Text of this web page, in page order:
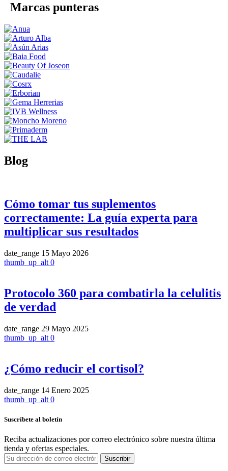
Marcas punteras
Blog
Cómo tomar tus suplementos
correctamente: La guía experta para
multiplicar sus resultados
date_range 15 Mayo 2026
thumb_up_alt 0
Protocolo 360 para combatirla la celulitis
de verdad
date_range 29 Mayo 2025
thumb_up_alt 0
¿Cómo reducir el cortisol?
date_range 14 Enero 2025
thumb_up_alt 0
Suscríbete al boletín
Reciba actualizaciones por correo electrónico sobre nuestra última
tienda y ofertas especiales.
Suscribir